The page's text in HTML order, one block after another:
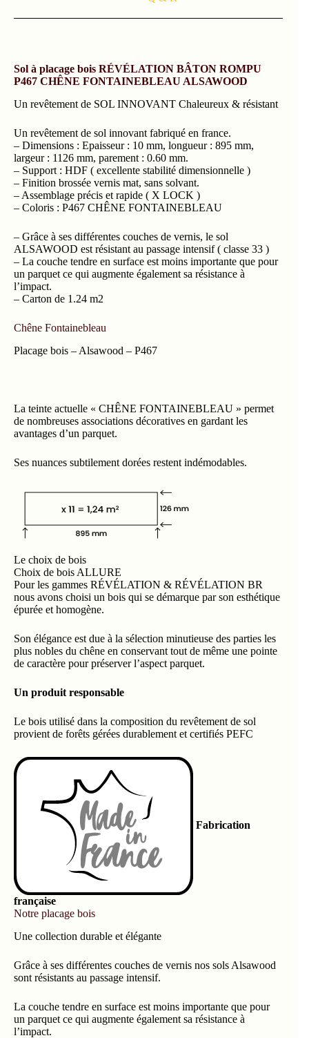
Sol à placage bois RÉVÉLATION BÂTON ROMPU
P467 CHÊNE FONTAINEBLEAU ALSAWOOD
Un revêtement de SOL INNOVANT Chaleureux & résistant
Un revêtement de sol innovant fabriqué en france.
– Dimensions : Epaisseur : 10 mm, longueur : 895 mm,
largeur : 1126 mm, parement : 0.60 mm.
– Support : HDF ( excellente stabilité dimensionnelle )
– Finition brossée vernis mat, sans solvant.
– Assemblage précis et rapide ( X LOCK )
– Coloris : P467 CHÊNE FONTAINEBLEAU
– Grâce à ses différentes couches de vernis, le sol
ALSAWOOD est résistant au passage intensif ( classe 33 )
– La couche tendre en surface est moins importante que pour
un parquet ce qui augmente également sa résistance à
l’impact.
– Carton de 1.24 m2
Chêne Fontainebleau
Placage bois – Alsawood – P467
La teinte actuelle « CHÊNE FONTAINEBLEAU » permet
de nombreuses associations décoratives en gardant les
avantages d’un parquet.
Ses nuances subtilement dorées restent indémodables.
Le choix de bois
Choix de bois ALLURE
Pour les gammes RÉVÉLATION & RÉVÉLATION BR
nous avons choisi un bois qui se démarque par son esthétique
épurée et homogène.
Son élégance est due à la sélection minutieuse des parties les
plus nobles du chêne en conservant tout de même une pointe
de caractère pour préserver l’aspect parquet.
Un produit responsable
Le bois utilisé dans la composition du revêtement de sol
provient de forêts gérées durablement et certifiés PEFC
Fabrication
française
Notre placage bois
Une collection durable et élégante
Grâce à ses différentes couches de vernis nos sols Alsawood
sont résistants au passage intensif.
La couche tendre en surface est moins importante que pour
un parquet ce qui augmente également sa résistance à
l’impact.